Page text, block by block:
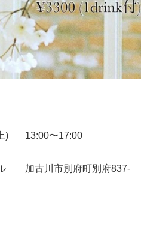
) 13:00〜17:00
加古川市別府町別府837-